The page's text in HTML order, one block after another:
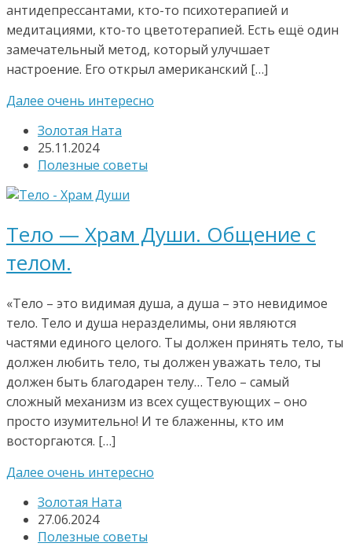
антидепрессантами, кто-то психотерапией и
медитациями, кто-то цветотерапией. Есть ещё один
замечательный метод, который улучшает
настроение. Его открыл американский […]
Далее очень интересно
Золотая Ната
25.11.2024
Полезные советы
Тело — Храм Души. Общение с
телом.
«Тело – это видимая душа, а душа – это невидимое
тело. Тело и душа неразделимы, они являются
частями единого целого. Ты должен принять тело, ты
должен любить тело, ты должен уважать тело, ты
должен быть благодарен телу… Тело – самый
сложный механизм из всех существующих – оно
просто изумительно! И те блаженны, кто им
восторгаются. […]
Далее очень интересно
Золотая Ната
27.06.2024
Полезные советы